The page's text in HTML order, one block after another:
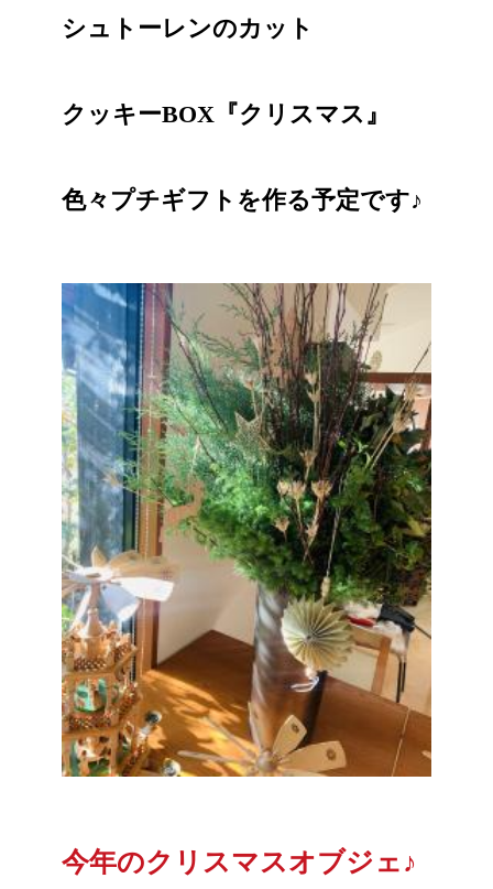
シュトーレンのカット
クッキーBOX『クリスマス』
色々プチギフトを作る予定です♪
今年のクリスマスオブジェ♪